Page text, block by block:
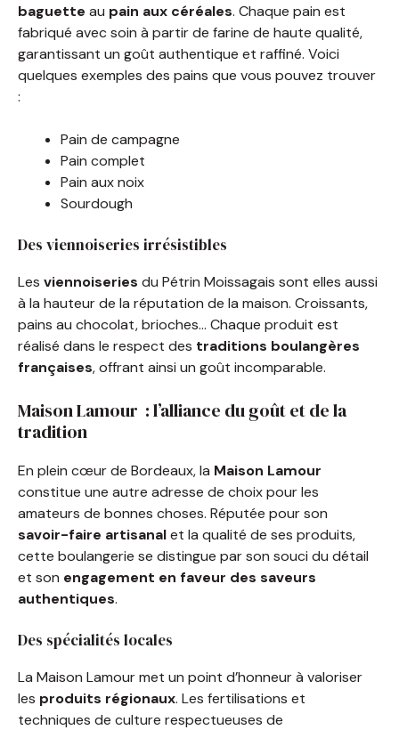
baguette au pain aux céréales. Chaque pain est
fabriqué avec soin à partir de farine de haute qualité,
garantissant un goût authentique et raffiné. Voici
quelques exemples des pains que vous pouvez trouver
:
Pain de campagne
Pain complet
Pain aux noix
Sourdough
Des viennoiseries irrésistibles
Les viennoiseries du Pétrin Moissagais sont elles aussi
à la hauteur de la réputation de la maison. Croissants,
pains au chocolat, brioches… Chaque produit est
réalisé dans le respect des traditions boulangères
françaises, offrant ainsi un goût incomparable.
Maison Lamour : l’alliance du goût et de la
tradition
En plein cœur de Bordeaux, la Maison Lamour
constitue une autre adresse de choix pour les
amateurs de bonnes choses. Réputée pour son
savoir-faire artisanalet la qualité de ses produits,
cette boulangerie se distingue par son souci du détail
et son engagement en faveur des saveurs
authentiques.
Des spécialités locales
La Maison Lamour met un point d’honneur à valoriser
les produits régionaux. Les fertilisations et
techniques de culture respectueuses de